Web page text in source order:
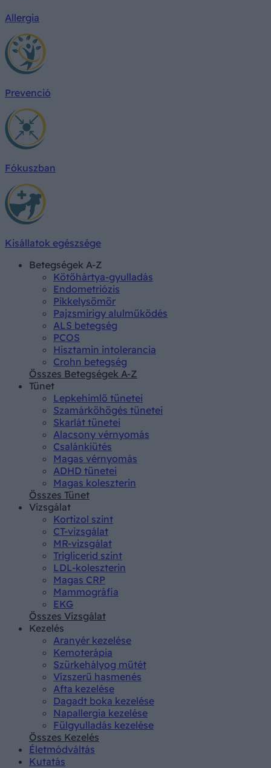
Allergia
Prevenció
Fókuszban
Kisállatok egészsége
Betegségek A-Z
Kötőhártya-gyulladás
Endometriózis
Pikkelysömör
Pajzsmirigy alulműködés
ALS betegség
PCOS
Hisztamin intolerancia
Crohn betegség
Összes Betegségek A-Z
Tünet
Lepkehimlő tünetei
Szamárköhögés tünetei
Skarlát tünetei
Alacsony vérnyomás
Csalánkiütés
Magas vérnyomás
ADHD tünetei
Magas koleszterin
Összes Tünet
Vizsgálat
Kortizol szint
CT-vizsgálat
MR-vizsgálat
Triglicerid szint
LDL-koleszterin
Magas CRP
Mammográfia
EKG
Összes Vizsgálat
Kezelés
Aranyér kezelése
Kemoterápia
Szürkehályog műtét
Vízszerű hasmenés
Afta kezelése
Dagadt boka kezelése
Napallergia kezelése
Fülgyulladás kezelése
Összes Kezelés
Életmódváltás
Kutatás